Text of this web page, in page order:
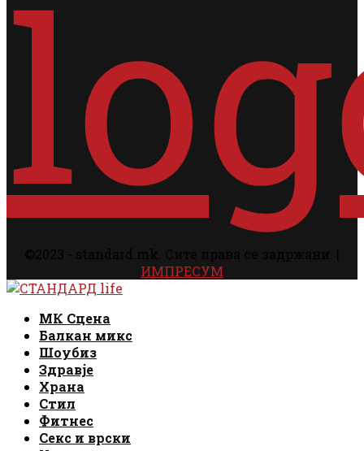
ИМПРЕСУМ
Facebook
Instagram
Email
Rss
МК Сцена
Балкан микс
Шоубиз
Здравје
Храна
Стил
Фитнес
Секс и врски